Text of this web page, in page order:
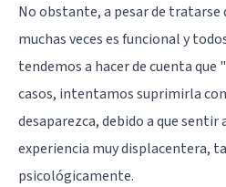
No obstante, a pesar de tratarse
muchas veces es funcional y
tendemos a hacer de cuenta
casos, intentamos suprimirla
desaparezca, debido a que sentir
experiencia muy displacentera,
psicológicamente.